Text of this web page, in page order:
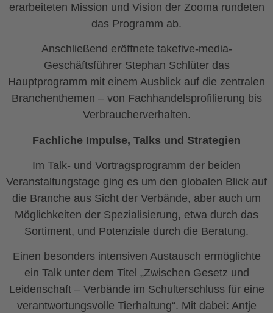
erarbeiteten Mission und Vision der Zooma rundeten
das Programm ab.
Anschließend eröffnete takefive-media-
Geschäftsführer Stephan Schlüter das
Hauptprogramm mit einem Ausblick auf die zentralen
Branchenthemen – von Fachhandelsprofilierung bis
Verbraucherverhalten.
Fachliche Impulse, Talks und Strategien
Im Talk- und Vortragsprogramm der beiden
Veranstaltungstage ging es um den globalen Blick auf
die Branche aus Sicht der Verbände, aber auch um
Möglichkeiten der Spezialisierung, etwa durch das
Sortiment, und Potenziale durch die Beratung.
Einen besonders intensiven Austausch ermöglichte
ein Talk unter dem Titel „Zwischen Gesetz und
Leidenschaft – Verbände im Schulterschluss für eine
verantwortungsvolle Tierhaltung“. Mit dabei: Antje